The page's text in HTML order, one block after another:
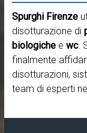
Spurghi Firenze
disotturazione di
biologichee wc.
finalmente
disotturazioni,
team di esperti